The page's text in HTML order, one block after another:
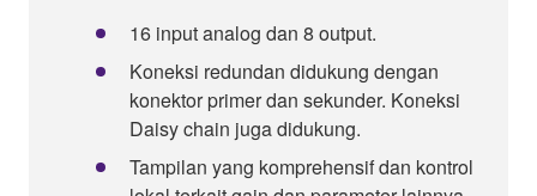
16 input analog dan 8 output.
Koneksi redundan didukung dengan
konektor primer dan sekunder. Koneksi
Daisy chain juga didukung.
Tampilan yang komprehensif dan kontrol